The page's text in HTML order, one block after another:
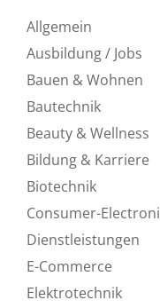
Allgemein
Ausbildung / Jobs
Bauen & Wohnen
Bautechnik
Beauty & Wellness
Bildung & Karriere
Biotechnik
Consumer-
Dienstleistungen
E-Commerce
Elektrotechnik